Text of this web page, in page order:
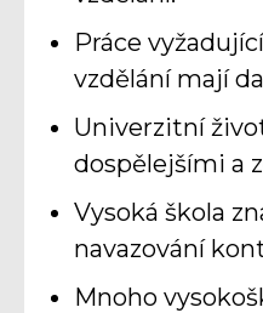
Práce
vzdělání mají
Univerzitní
dospělejšími a
Vysoká škola
navazování
Mnoho